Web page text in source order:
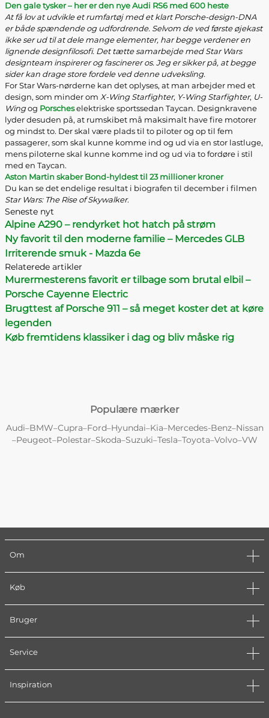
Den gale tysker – her er den nye Audi RS6 med 600 heste
At få lov at udvikle et rumfartøj med et klart Porsche-design-DNA
er både spændende og udfordrende. Selvom de ved første øjekast
ikke ser ud til at dele mange elementer, har begge verdener en
lignende designfilosofi. Det tætte samarbejde med Star Wars
designteam inspirerer og fascinerer os. Jeg er sikker på, at begge
sider kan drage store fordele ved denne udveksling.
For Star Wars-nørderne kan det oplyses, at man arbejder med et
design, som minder om X-Wing Starfighter, Y-Wing Starfighter, U-
Wingog Porscheselektriske sportssedan Taycan. Designkravene
lyder desuden på, at rumskibet må maksimalt have fire motorer
og mindst to. Der skal være plads til to piloter og op til fem
passagerer, som skal kunne komme ind og ud via en stor lastluge,
mens piloterne skal kunne komme ind og ud via to fordøre i stil
med en Taycan.
Aston Martin skaber Bond-hyldest til 23 millioner kroner
Du kan se det endelige resultat i biografen til december i filmen
Star Wars: The Rise of Skywalker.
Seneste nyt
Alpine A290 – rendyrket hot hatch på strøm
Ny favorit til den moderne familie – Mercedes GLB
Irriterende smuk - Mazda 6e
Relaterede artikler
Murermesterens favorit er tilbage som brutal elbil –
Porsche Cayenne Electric
Brugttest af Porsche 911 – så meget koster det at køre
legenden
Køb fremtidens klassiker i dag og bliv måske rig
Populære mærker
Audi–BMW–Cupra–Ford–Hyundai–Kia–Mercedes-Benz–Nissan
–Peugeot–Polestar–Skoda–Suzuki–Tesla–Toyota–Volvo–VW
Om
Køb
Bruger
Service
Inspiration